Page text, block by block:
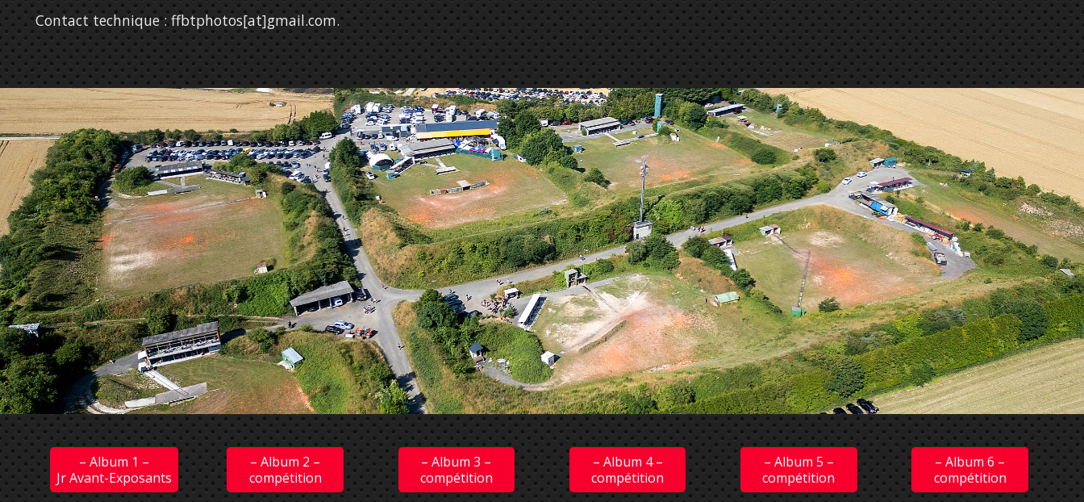
Contact technique : ffbtphotos[at]gmail.com.
– Album 1 –
Jr Avant-Exposants
– Album 2 –
compétition
– Album 3 –
compétition
– Album 4 –
compétition
– Album 5 –
compétition
– Album 6 –
compétition